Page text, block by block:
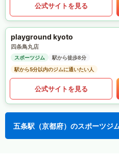
公式サイトを見る
playground kyoto
四条鳥丸店
スポーツジム
駅から徒歩8分
駅から5分以内のジムに通いたい人
公式サイトを見る
五条駅（京都府）のスポーツジ